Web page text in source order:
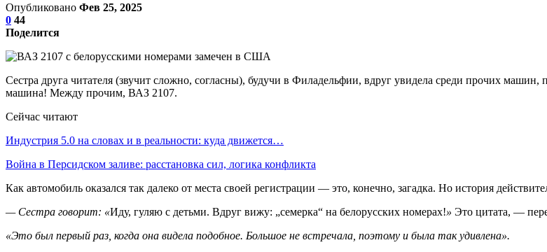
Опубликовано Фев 25, 2025
0 44
Поделится
Сестра друга читателя (звучит сложно, согласны), будучи в Филадельфии, вдруг увидела среди прочих
машина! Между прочим, ВАЗ 2107.
Сейчас читают
Индустрия 5.0 на словах и в реальности: куда движется…
Война в Персидском заливе: расстановка сил, логика конфликта
Как автомобиль оказался так далеко от места своей регистрации — это, конечно, загадка. Но история
— Сестра говорит: «Иду, гуляю с детьми. Вдруг вижу: „семерка“ на белорусских номерах!» Это цитата, —
«Это был первый раз, когда она видела подобное. Большое не встречала, поэтому и была так удивлена».